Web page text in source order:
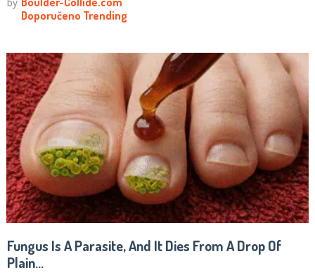
Fungus Is A Parasite, And It Dies From A Drop Of
Plain...